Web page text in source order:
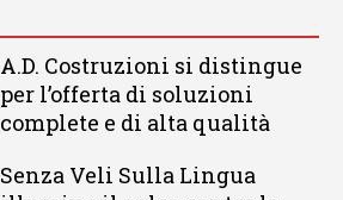
A.D. Costruzioni si distingue
per l’offerta di soluzioni
complete e di alta qualità
Senza Veli Sulla Lingua